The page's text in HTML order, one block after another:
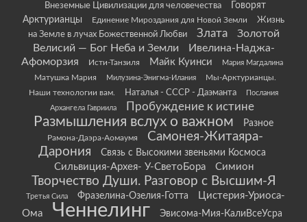
Внеземные Цивилизации для человечества
Говорят
Арктурианцы
Единение Мироздания для Новой Земли
Жизнь
на Земле в лучах Божественной Любви
Злата
Золотой
Велисий — Бог Неба и Земли
Ивелина-Наджа-
Афоморзия
Исти-Танзиля Майк Куинси Мария Магдалина
Матушка Мария Милузина-Энигма-Илания
Мы-Арктурианцы.
Наши технологии вам.
Наталья - СССР - Даэманта
Послания
Архангела Гавриила
Пробуждение к истине
Размышления вслух о важном Разное
Рамона-Даэра-Аомаумя
Самонея-Житаяра-
Дарония
Связь с Высокими звеньями Космоса
Сильвиция-Архея- У-СветоБора Симион
Творчество Души. Разговор с Высшим-Я
Третья Сила Фразелина-Озелия-Готта
Цистерия-Уриоса-
Ома
Ченнелинг Эвисома-Мия-КалиВсеУсра